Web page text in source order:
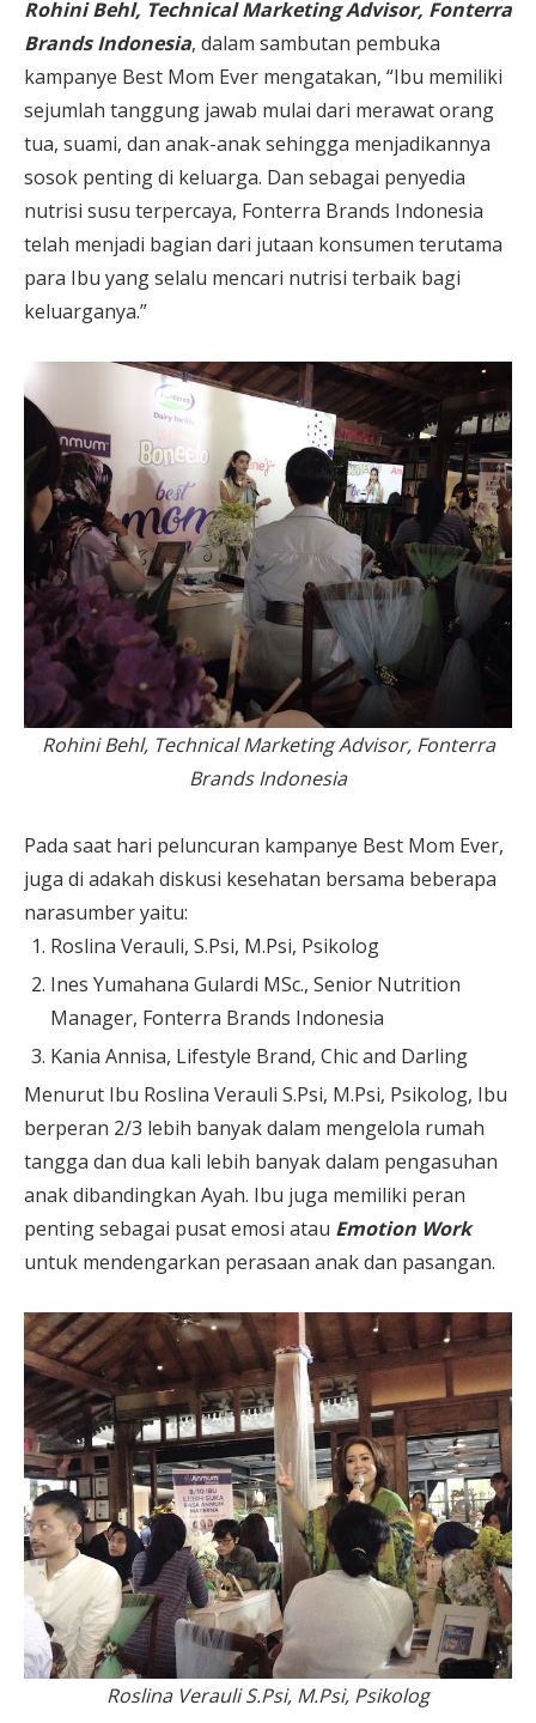
Rohini Behl, Technical Marketing Advisor, Fonterra
Brands Indonesia, dalam sambutan pembuka
kampanye Best Mom Ever mengatakan, “Ibu memiliki
sejumlah tanggung jawab mulai dari merawat orang
tua, suami, dan anak-anak sehingga menjadikannya
sosok penting di keluarga. Dan sebagai penyedia
nutrisi susu terpercaya, Fonterra Brands Indonesia
telah menjadi bagian dari jutaan konsumen terutama
para Ibu yang selalu mencari nutrisi terbaik bagi
keluarganya.”
Rohini Behl, Technical Marketing Advisor, Fonterra
Brands Indonesia
Pada saat hari peluncuran kampanye Best Mom Ever,
juga di adakah diskusi kesehatan bersama beberapa
narasumber yaitu:
Roslina Verauli, S.Psi, M.Psi, Psikolog
Ines Yumahana Gulardi MSc., Senior Nutrition
Manager, Fonterra Brands Indonesia
Kania Annisa, Lifestyle Brand, Chic and Darling
Menurut Ibu Roslina Verauli S.Psi, M.Psi, Psikolog, Ibu
berperan 2/3 lebih banyak dalam mengelola rumah
tangga dan dua kali lebih banyak dalam pengasuhan
anak dibandingkan Ayah. Ibu juga memiliki peran
penting sebagai pusat emosi atau Emotion Work
untuk mendengarkan perasaan anak dan pasangan.
Roslina Verauli S.Psi, M.Psi, Psikolog